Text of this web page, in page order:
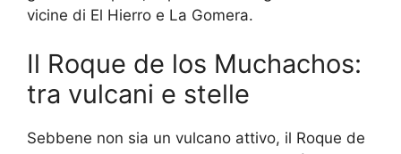
vicine di El Hierro e La Gomera.
Il Roque de los Muchachos:
tra vulcani e stelle
Sebbene non sia un vulcano attivo, il Roque de